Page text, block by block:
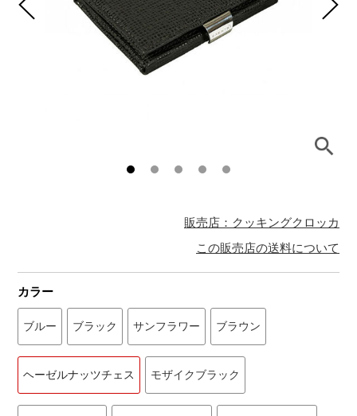
販売店：クッキングクロッカ
この販売店の送料について
カラー
ブルー ブラック サンフラワー ブラウン
ヘーゼルナッツチェス モザイクブラック